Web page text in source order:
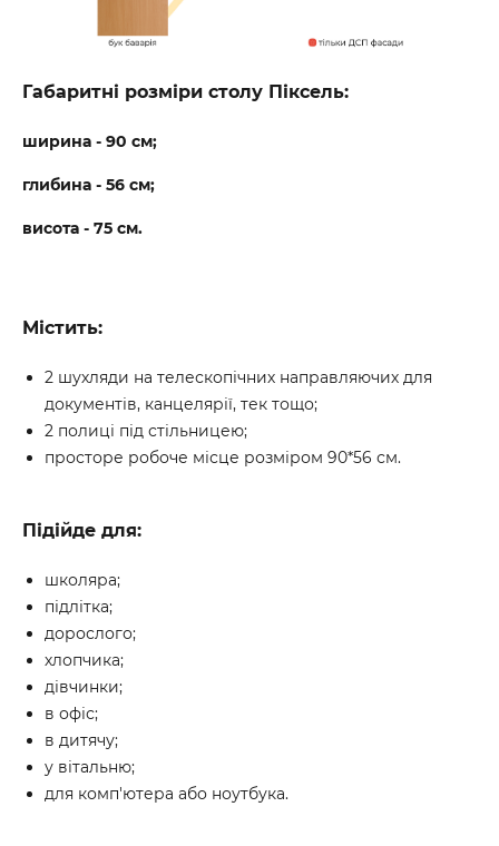
Габаритні розміри столу Піксель:
ширина - 90 см;
глибина - 56 см;
висота - 75 см.
Містить:
2 шухляди на телескопічних направляючих для
документів, канцелярії, тек тощо;
2 полиці під стільницею;
просторе робоче місце розміром 90*56 см.
Підійде для:
школяра;
підлітка;
дорослого;
хлопчика;
дівчинки;
в офіс;
в дитячу;
у вітальню;
для комп'ютера або ноутбука.